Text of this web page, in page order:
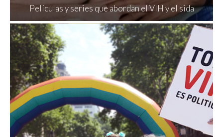
Películas y series que abordan el VIH y el sida